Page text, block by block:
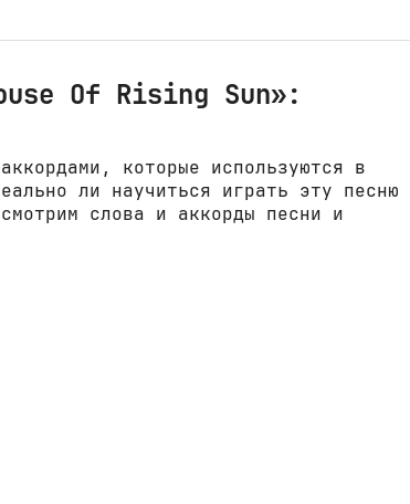
Of Rising Sun»:
которые используются в
ли научиться играть эту песню
слова и аккорды песни и